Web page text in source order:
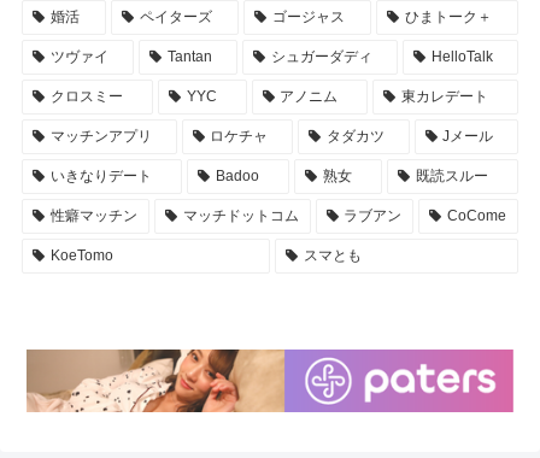
婚活 ペイターズ ゴージャス ひまトーク＋
ツヴァイ Tantan シュガーダディ HelloTalk
クロスミー YYC アノニム 東カレデート
マッチンアプリ ロケチャ タダカツ Jメール
いきなりデート Badoo 熟女 既読スルー
性癖マッチン マッチドットコム ラブアン CoCome
KoeTomo スマとも